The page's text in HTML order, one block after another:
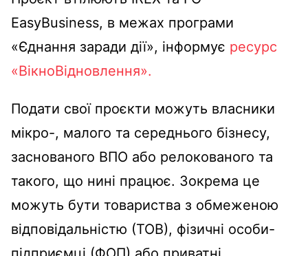
EasyBusiness, в межах програми
«Єднання заради дії», інформує ресурс
«ВікноВідновлення».
Подати свої проєкти можуть власники
мікро-, малого та середнього бізнесу,
заснованого ВПО або релокованого та
такого, що нині працює. Зокрема це
можуть бути товариства з обмеженою
відповідальністю (ТОВ), фізичні особи-